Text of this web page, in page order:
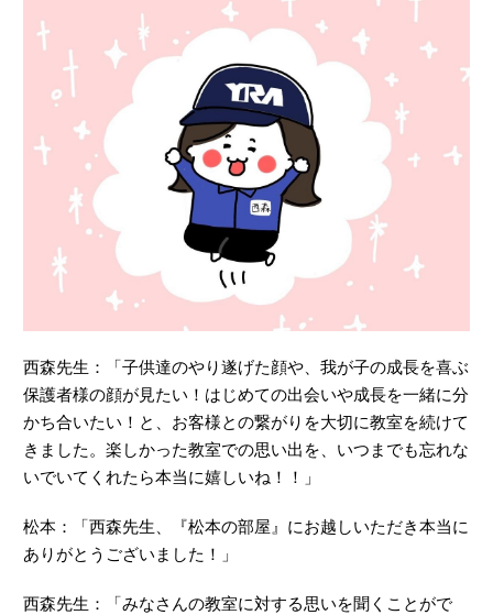
西森先生：「子供達のやり遂げた顔や、我が子の成長を喜ぶ
保護者様の顔が見たい！はじめての出会いや成長を一緒に分
かち合いたい！と、お客様との繋がりを大切に教室を続けて
きました。楽しかった教室での思い出を、いつまでも忘れな
いでいてくれたら本当に嬉しいね！！」
松本：「西森先生、『松本の部屋』にお越しいただき本当に
ありがとうございました！」
西森先生：「みなさんの教室に対する思いを聞くことがで